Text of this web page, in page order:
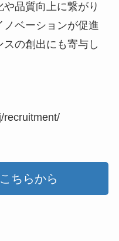
品質向上に繋がり
ノベーションが促進
の創出にも寄与し
recruitment/
ちらから